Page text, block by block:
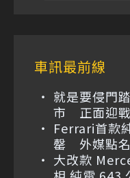
車訊最前線
就是要侵門
市 正面迎
Ferrari首款
罄 外媒點名
大改款